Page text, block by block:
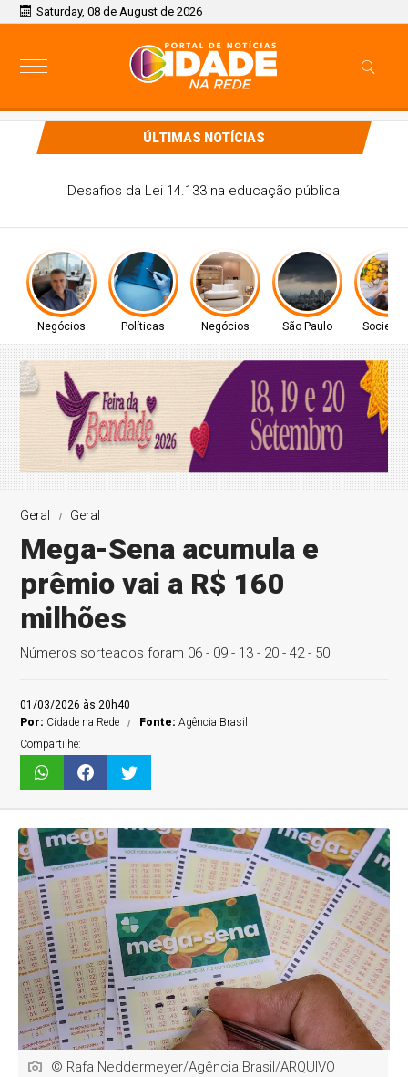
Saturday, 08 de August de 2026
ÚLTIMAS NOTÍCIAS
CONITEC abre consulta para Hipertensão Arterial Pulmonar
Negócios Políticas Negócios São Paulo
Geral Geral
Mega-Sena acumula e
prêmio vai a R$ 160
milhões
Números sorteados foram 06 - 09 - 13 - 20 - 42 - 50
01/03/2026 às 20h40
Por: Cidade na Rede Fonte:Agência Brasil
Compartilhe:
© Rafa Neddermeyer/Agência Brasil/ARQUIVO